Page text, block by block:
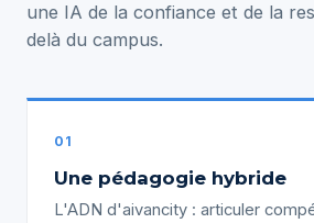
une IA de la confiance et de la
delà du campus.
01
Une pédagogie hybride
L'ADN d'aivancity : articuler